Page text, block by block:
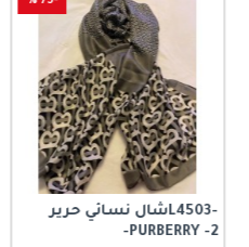
-L4503شال نسائي حرير
PURBERRY -2-